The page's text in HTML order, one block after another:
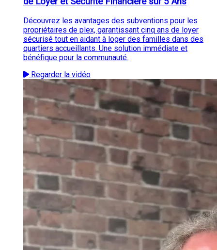
Découvrez les avantages des subventions pour les
propriétaires de plex, garantissant cinq ans de loyer
sécurisé tout en aidant à loger des familles dans des
quartiers accueillants. Une solution immédiate et
bénéfique pour la communauté.
Regarder la vidéo